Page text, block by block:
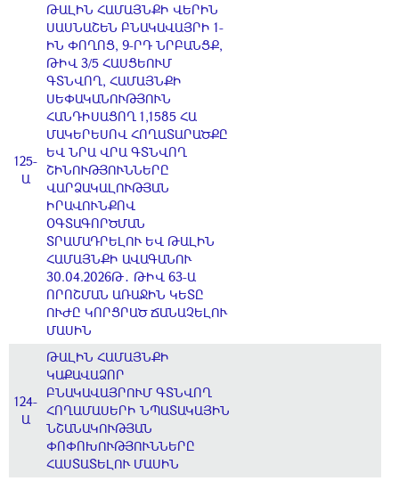
125-
Ա
ԹԱԼԻՆ ՀԱՄԱՅՆՔԻ ՎԵՐԻՆ
ՍԱՍՆԱՇԵՆ ԲՆԱԿԱՎԱՅՐԻ 1-
ԻՆ ՓՈՂՈՑ, 9-ՐԴ ՆՐԲԱՆՑՔ,
ԹԻՎ 3/5 ՀԱՍՑԵՈՒՄ
ԳՏՆՎՈՂ, ՀԱՄԱՅՆՔԻ
ՍԵՓԱԿԱՆՈՒԹՅՈՒՆ
ՀԱՆԴԻՍԱՑՈՂ 1,1585 ՀԱ
ՄԱԿԵՐԵՍՈՎ ՀՈՂԱՏԱՐԱԾՔԸ
ԵՎ ՆՐԱ ՎՐԱ ԳՏՆՎՈՂ
ՇԻՆՈՒԹՅՈՒՆՆԵՐԸ
ՎԱՐՁԱԿԱԼՈՒԹՅԱՆ
ԻՐԱՎՈՒՆՔՈՎ
ՕԳՏԱԳՈՐԾՄԱՆ
ՏՐԱՄԱԴՐԵԼՈՒ ԵՎ ԹԱԼԻՆ
ՀԱՄԱՅՆՔԻ ԱՎԱԳԱՆՈՒ
30.04.2026Թ․ ԹԻՎ 63-Ա
ՈՐՈՇՄԱՆ ԱՌԱՋԻՆ ԿԵՏԸ
ՈՒԺԸ ԿՈՐՑՐԱԾ ՃԱՆԱՉԵԼՈՒ
ՄԱՍԻՆ
124-
Ա
ԹԱԼԻՆ ՀԱՄԱՅՆՔԻ
ԿԱՔԱՎԱՁՈՐ
ԲՆԱԿԱՎԱՅՐՈՒՄ ԳՏՆՎՈՂ
ՀՈՂԱՄԱՍԵՐԻ ՆՊԱՏԱԿԱՅԻՆ
ՆՇԱՆԱԿՈՒԹՅԱՆ
ՓՈՓՈԽՈՒԹՅՈՒՆՆԵՐԸ
ՀԱՍՏԱՏԵԼՈՒ ՄԱՍԻՆ